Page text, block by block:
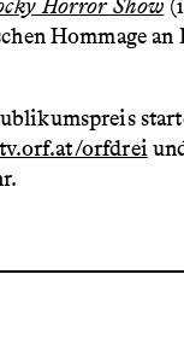
Horror Show
Hommage an
orfdrei